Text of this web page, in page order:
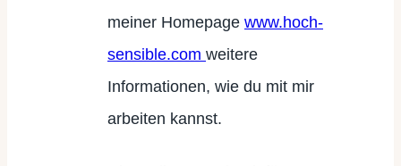
meiner Homepage www.hoch-
sensible.com weitere
Informationen, wie du mit mir
arbeiten kannst.